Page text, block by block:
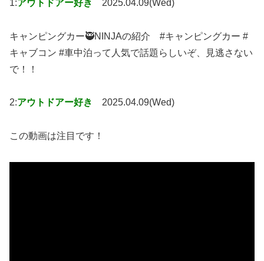
1:アウトドアー好き 2025.04.09(Wed)
キャンピングカー🥷NINJAの紹介 #キャンピングカー #
キャブコン #車中泊って人気で話題らしいぞ、見逃さない
で！！
2:アウトドアー好き 2025.04.09(Wed)
この動画は注目です！